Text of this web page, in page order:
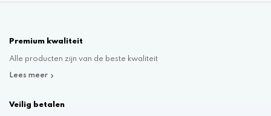
Premium kwaliteit
Alle producten zijn van de beste kwaliteit
Lees meer
Veilig betalen